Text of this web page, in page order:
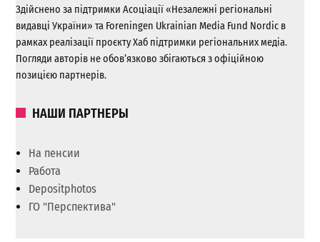
Здійснено за підтримки Асоціації «Незалежні регіональні
видавці України» та Foreningen Ukrainian Media Fund Nordic в
рамках реалізації проєкту Хаб підтримки регіональних медіа.
Погляди авторів не обов’язково збігаються з офіційною
позицією партнерів.
НАШИ ПАРТНЕРЫ
На пенсии
Работа
Depositphotos
ГО "Перспектива"